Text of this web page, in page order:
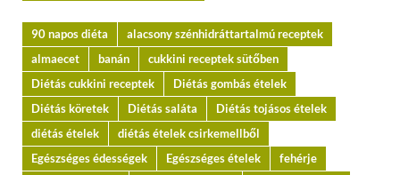
90 napos diéta
alacsony szénhidráttartalmú receptek
almaecet
banán
cukkini receptek sütőben
Diétás cukkini receptek
Diétás gombás ételek
Diétás köretek
Diétás saláta
Diétás tojásos ételek
diétás ételek
diétás ételek csirkemellből
Egészséges édességek
Egészséges ételek
fehérje